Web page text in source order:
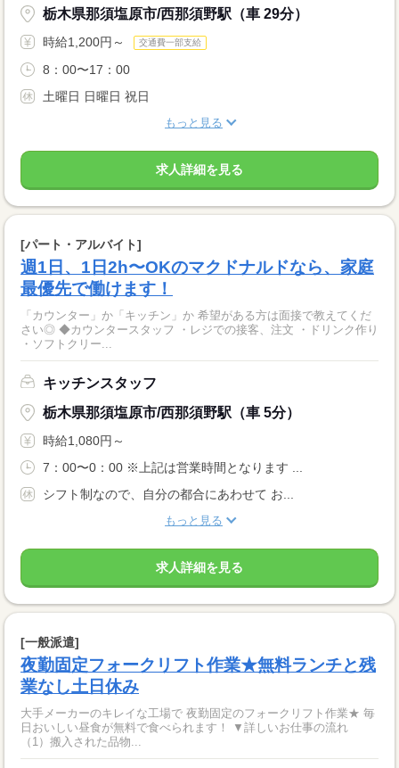
栃木県那須塩原市/西那須野駅（車 29分）
時給1,200円～ 交通費一部支給
8：00〜17：00
土曜日 日曜日 祝日
もっと見る
求人詳細を見る
[パート・アルバイト]
週1日、1日2h〜OKのマクドナルドなら、家庭
最優先で働けます！
「カウンター」か「キッチン」か 希望がある方は面接で教えてくだ
さい◎ ◆カウンタースタッフ ・レジでの接客、注文 ・ドリンク作り
・ソフトクリー...
キッチンスタッフ
栃木県那須塩原市/西那須野駅（車 5分）
時給1,080円～
7：00〜0：00 ※上記は営業時間となります ...
シフト制なので、自分の都合にあわせて お...
もっと見る
求人詳細を見る
[一般派遣]
夜勤固定フォークリフト作業★無料ランチと残
業なし土日休み
大手メーカーのキレイな工場で 夜勤固定のフォークリフト作業★ 毎
日おいしい昼食が無料で食べられます！ ▼詳しいお仕事の流れ
（1）搬入された品物...